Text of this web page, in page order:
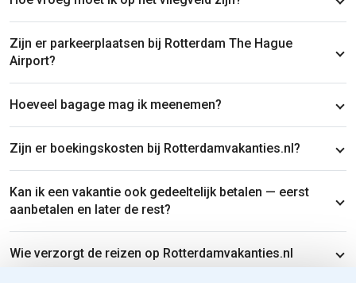
Zijn er parkeerplaatsen bij Rotterdam The Hague
Airport?
Hoeveel bagage mag ik meenemen?
Zijn er boekingskosten bij Rotterdamvakanties.nl?
Kan ik een vakantie ook gedeeltelijk betalen — eerst
aanbetalen en later de rest?
Wie verzorgt de reizen op Rotterdamvakanties.nl